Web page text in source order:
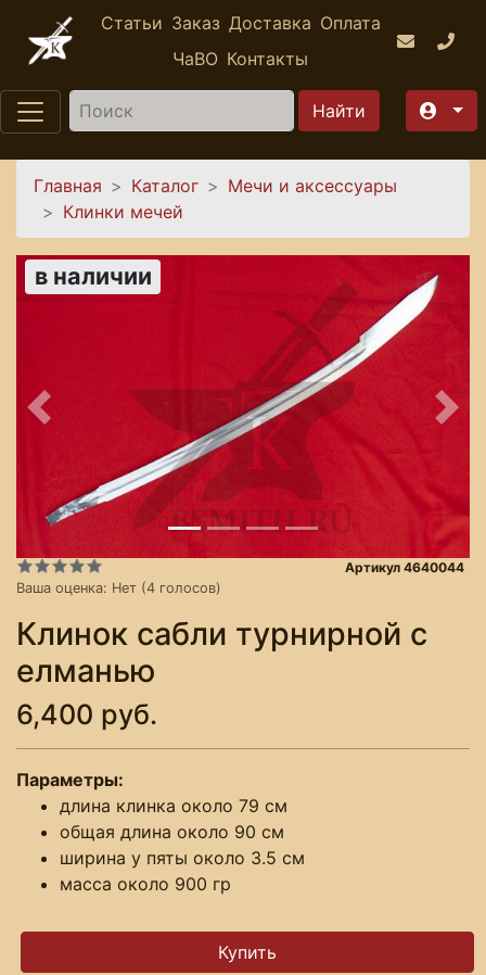
Перейти к основному содержанию
Статьи Заказ Доставка Оплата
ЧаВО Контакты
Найти
Вы здесь
Главная Каталог
Мечи и аксессуары
Клинки мечей
в наличии
Предыдущее
Ваша оценка: Нет (4 голосов)
Артикул 4640044
Клинок сабли турнирной с
елманью
6,400 руб.
Параметры:
длина клинка около 79 см
общая длина около 90 см
ширина у пяты около 3.5 см
масса около 900 гр